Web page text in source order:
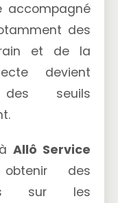
accompagné
des
et de la
devient
seuils
Allô Service
des
sur les